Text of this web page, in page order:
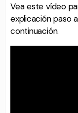
Vea este vídeo
explicación paso
continuación.